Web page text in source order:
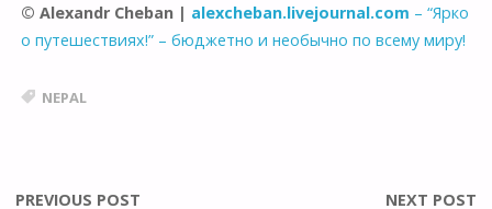
© Alexandr Cheban | alexcheban.livejournal.com – “Ярко
о путешествиях!” – бюджетно и необычно по всему миру!
NEPAL
PREVIOUS POST NEXT POST